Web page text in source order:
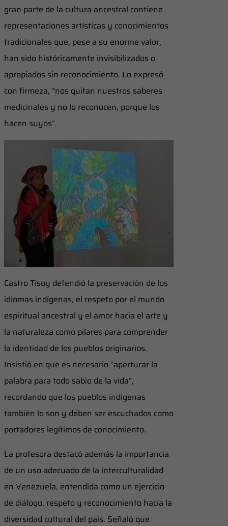
gran parte de la cultura ancestral contiene
representaciones artísticas y conocimientos
tradicionales que, pese a su enorme valor,
han sido históricamente invisibilizados o
apropiados sin reconocimiento. Lo expresó
con firmeza, “nos quitan nuestros saberes
medicinales y no lo reconocen, porque los
hacen suyos”.
Castro Tisoy defendió la preservación de los
idiomas indígenas, el respeto por el mundo
espiritual ancestral y el amor hacia el arte y
la naturaleza como pilares para comprender
la identidad de los pueblos originarios.
Insistió en que es necesario “aperturar la
palabra para todo sabio de la vida”,
recordando que los pueblos indígenas
también lo son y deben ser escuchados como
portadores legítimos de conocimiento.
La profesora destacó además la importancia
de un uso adecuado de la interculturalidad
en Venezuela, entendida como un ejercicio
de diálogo, respeto y reconocimiento hacia la
diversidad cultural del país. Señaló que